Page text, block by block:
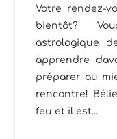
Votre rendez-
bientôt?
astrologique
apprendre
préparer au
rencontre!
feu et il est...